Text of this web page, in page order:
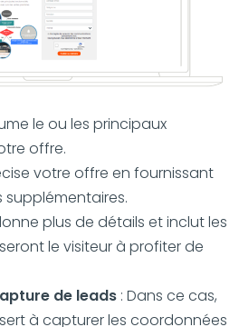
le ou les principaux
offre.
votre offre en fournissant
plus de détails et inclut les
le visiteur à profiter de
de leads : Dans ce cas,
à capturer les coordonnées